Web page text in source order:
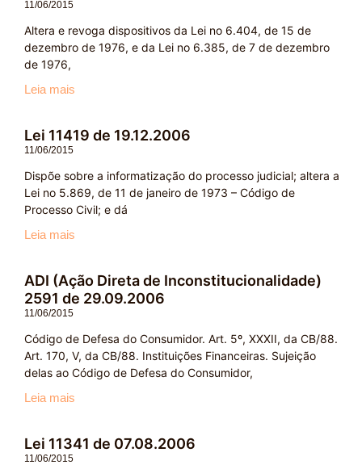
11/06/2015
Altera e revoga dispositivos da Lei no 6.404, de 15 de
dezembro de 1976, e da Lei no 6.385, de 7 de dezembro
de 1976,
Leia mais
Lei 11419 de 19.12.2006
11/06/2015
Dispõe sobre a informatização do processo judicial; altera a
Lei no 5.869, de 11 de janeiro de 1973 – Código de
Processo Civil; e dá
Leia mais
ADI (Ação Direta de Inconstitucionalidade)
2591 de 29.09.2006
11/06/2015
Código de Defesa do Consumidor. Art. 5º, XXXII, da CB/88.
Art. 170, V, da CB/88. Instituições Financeiras. Sujeição
delas ao Código de Defesa do Consumidor,
Leia mais
Lei 11341 de 07.08.2006
11/06/2015